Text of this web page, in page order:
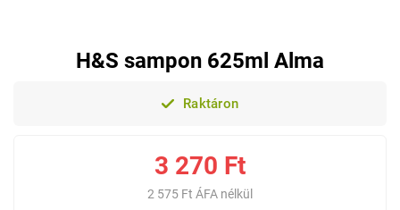
H&S sampon 625ml Alma
Raktáron
3 270 Ft
2 575 Ft ÁFA nélkül